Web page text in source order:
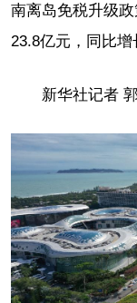
南离岛免税升级
23.8亿元，同比增
新华社记者